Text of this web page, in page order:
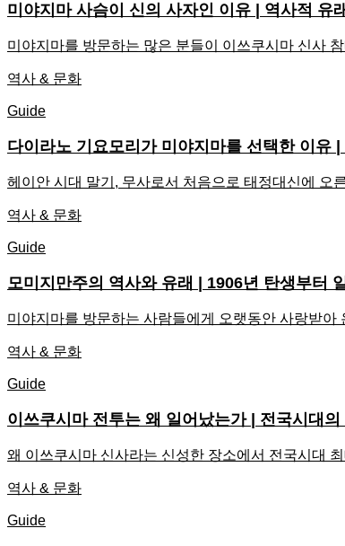
미야지마 사슴이 신의 사자인 이유 | 역사적 유
미야지마를 방문하는 많은 분들이 이쓰쿠시마 신사
역사 & 문화
Guide
다이라노 기요모리가 미야지마를 선택한 이유
헤이안 시대 말기, 무사로서 처음으로 태정대신에 오
역사 & 문화
Guide
모미지만주의 역사와 유래 | 1906년 탄생부터
미야지마를 방문하는 사람들에게 오랫동안 사랑받
역사 & 문화
Guide
이쓰쿠시마 전투는 왜 일어났는가 | 전국시대의
왜 이쓰쿠시마 신사라는 신성한 장소에서 전국시대
역사 & 문화
Guide